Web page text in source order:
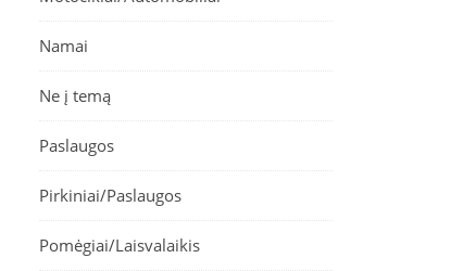
Namai
Ne į temą
Paslaugos
Pirkiniai/Paslaugos
Pomėgiai/Laisvalaikis